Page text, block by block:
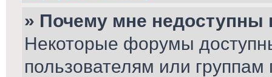
» Почему мне
Некоторые форумы
пользователям или